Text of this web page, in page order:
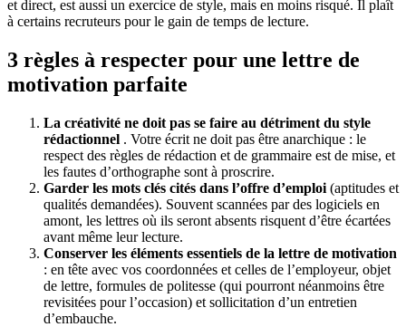
et direct, est aussi un exercice de style, mais en moins risqué. Il plaît
à certains recruteurs pour le gain de temps de lecture.
3 règles à respecter pour une lettre de
motivation parfaite
La créativité ne doit pas se faire au détriment du style
rédactionnel . Votre écrit ne doit pas être anarchique : le
respect des règles de rédaction et de grammaire est de mise, et
les fautes d’orthographe sont à proscrire.
Garder les mots clés cités dans l’offre d’emploi (aptitudes et
qualités demandées). Souvent scannées par des logiciels en
amont, les lettres où ils seront absents risquent d’être écartées
avant même leur lecture.
Conserver les éléments essentiels de la lettre de motivation
: en tête avec vos coordonnées et celles de l’employeur, objet
de lettre, formules de politesse (qui pourront néanmoins être
revisitées pour l’occasion) et sollicitation d’un entretien
d’embauche.